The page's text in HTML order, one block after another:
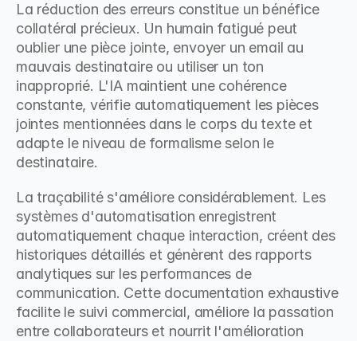
La réduction des erreurs constitue un bénéfice
collatéral précieux. Un humain fatigué peut
oublier une pièce jointe, envoyer un email au
mauvais destinataire ou utiliser un ton
inapproprié. L'IA maintient une cohérence
constante, vérifie automatiquement les pièces
jointes mentionnées dans le corps du texte et
adapte le niveau de formalisme selon le
destinataire.
La traçabilité s'améliore considérablement. Les
systèmes d'automatisation enregistrent
automatiquement chaque interaction, créent des
historiques détaillés et génèrent des rapports
analytiques sur les performances de
communication. Cette documentation exhaustive
facilite le suivi commercial, améliore la passation
entre collaborateurs et nourrit l'amélioration